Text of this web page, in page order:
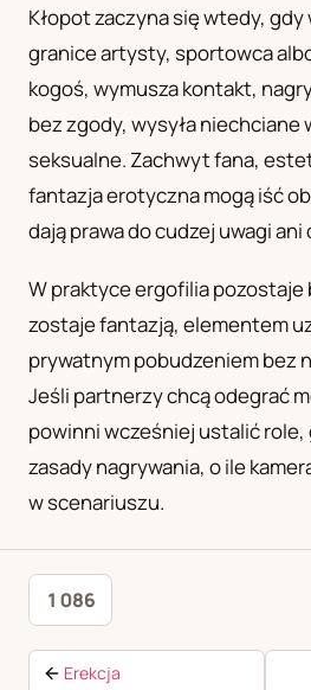
Kłopot zaczyna się wtedy,
granice artysty, sportowca
kogoś, wymusza kontakt,
bez zgody, wysyła niechciane
seksualne. Zachwyt fana,
fantazja erotyczna mogą iść
dają prawa do cudzej uwagi ani
W praktyce ergofilia
zostaje fantazją, elementem
prywatnym pobudzeniem bez
Jeśli partnerzy chcą odegrać
powinni wcześniej ustalić role,
zasady nagrywania, o ile
w scenariuszu.
1 086
Erekcja